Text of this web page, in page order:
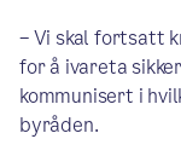
– Vi skal fortsatt
for å ivareta
kommunisert i
byråden.